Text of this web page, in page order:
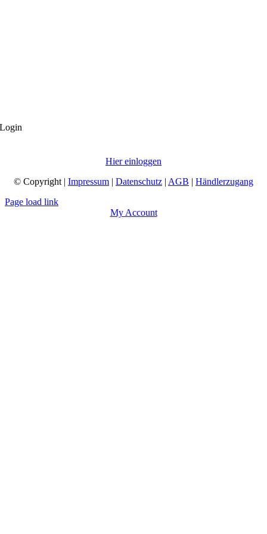
Login
Hier einloggen
© Copyright | Impressum | Datenschutz | AGB | Händlerzugang
Page load link
My Account